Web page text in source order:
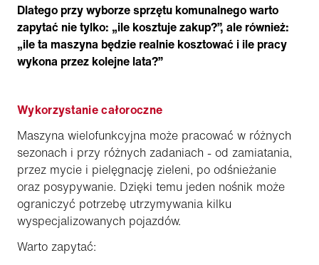
Dlatego przy wyborze sprzętu komunalnego warto
zapytać nie tylko: „ile kosztuje zakup?”, ale również:
„ile ta maszyna będzie realnie kosztować i ile pracy
wykona przez kolejne lata?”
Wykorzystanie całoroczne
Maszyna wielofunkcyjna może pracować w różnych
sezonach i przy różnych zadaniach - od zamiatania,
przez mycie i pielęgnację zieleni, po odśnieżanie
oraz posypywanie. Dzięki temu jeden nośnik może
ograniczyć potrzebę utrzymywania kilku
wyspecjalizowanych pojazdów.
Warto zapytać: